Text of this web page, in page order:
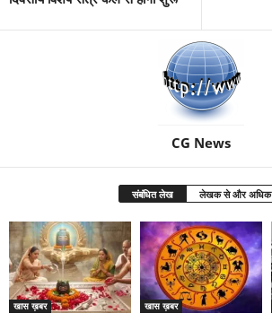
CG News
संबंधित लेख लेखक से और अधिक
खास ख़बर खास ख़बर